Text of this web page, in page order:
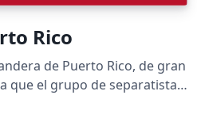
Rico
de Puerto Rico, de gran
que el grupo de separatistas
el diseño de la bandera